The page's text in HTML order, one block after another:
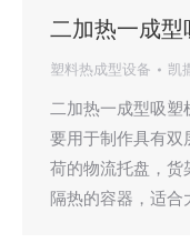
二加热一成型
塑料热成型设备 凯
二加热一成型吸
要用于制作具有双
荷的物流托盘，货
隔热的容器，适合